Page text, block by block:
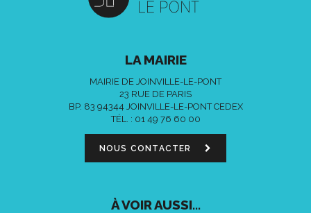
LA MAIRIE
MAIRIE DE JOINVILLE-LE-PONT
23 RUE DE PARIS
BP. 83 94344 JOINVILLE-LE-PONT CEDEX
TÉL. : 01 49 76 60 00
NOUS CONTACTER
À VOIR AUSSI...